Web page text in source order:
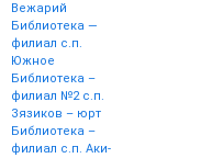
Вежарий
Библиотека —
филиал с.п.
Южное
Библиотека –
филиал №2 с.п.
Зязиков – юрт
Библиотека –
филиал с.п. Аки-